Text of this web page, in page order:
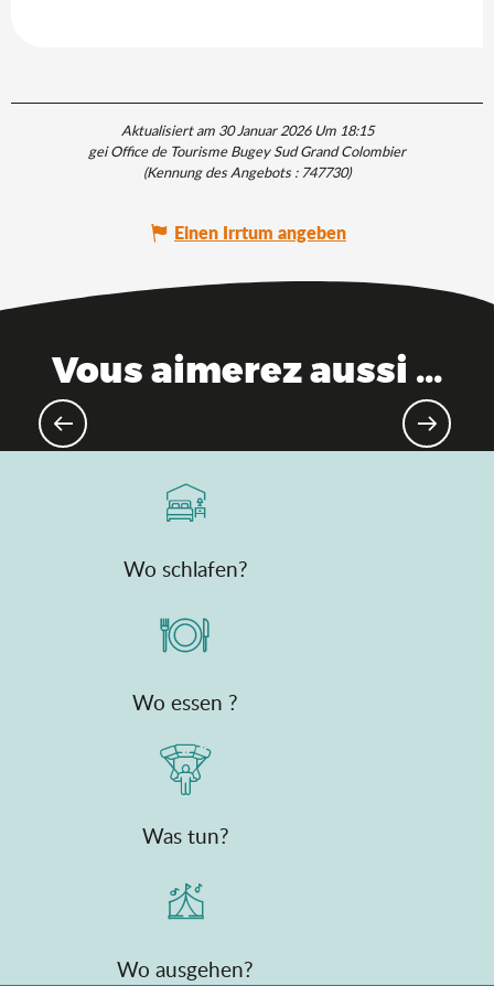
Aktualisiert am 30 Januar 2026 Um 18:15
gei Office de Tourisme Bugey Sud Grand Colombier
(Kennung des Angebots :747730)
Einen Irrtum angeben
Vous aimerez aussi ...
Industrielles Erbe & Know-how
Wo schlafen?
Wo essen ?
Was tun?
Wo ausgehen?